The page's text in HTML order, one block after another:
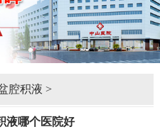
腔积液 >
液哪个医院好